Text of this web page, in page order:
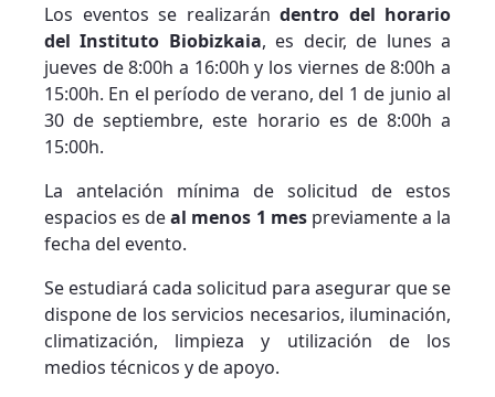
Los eventos se realizarán dentro del horario
del Instituto Biobizkaia, es decir, de lunes a
jueves de 8:00h a 16:00h y los viernes de 8:00h a
15:00h. En el período de verano, del 1 de junio al
30 de septiembre, este horario es de 8:00h a
15:00h.
La antelación mínima de solicitud de estos
espacios es deal menos 1 mespreviamente a la
fecha del evento.
Se estudiará cada solicitud para asegurar que se
dispone de los servicios necesarios, iluminación,
climatización, limpieza y utilización de los
medios técnicos y de apoyo.